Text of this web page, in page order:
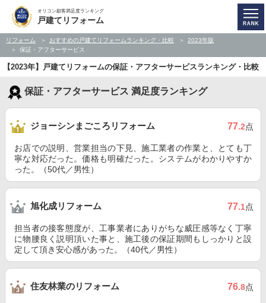
オリコン顧客満足度ランキング
戸建てリフォーム
リフォーム おすすめの戸建てリフォームランキング・比較
2023年版
保証・アフターサービス
【2023年】戸建てリフォームの保証・アフターサービスランキング・比較
保証・アフターサービス 満足度ランキング
ジョーシンまごころリフォーム 77.2点
お店での説明、営業担当の下見、施工業者の作業と、とても丁
寧な対応だった。価格も明確だった。システムがわかりやすか
った。（50代／男性）
旭化成リフォーム 77.1点
担当者の接客態度が、工事業者にありがちな威圧感等なく丁寧
に物腰良く説明頂いた事と、施工後の保証期間もしっかりと設
定して頂き安心感があった。（40代／男性）
住友林業のリフォーム 76.8点